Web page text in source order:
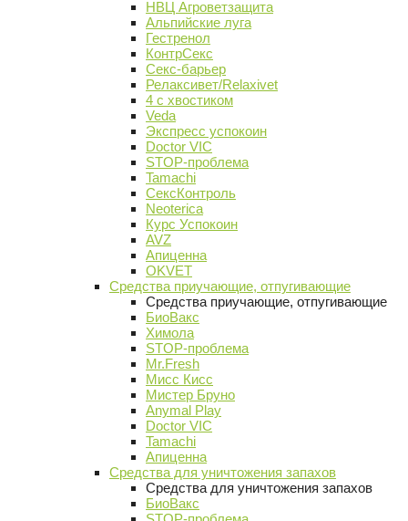
НВЦ Агроветзащита
Альпийские луга
Гестренол
КонтрСекс
Секс-барьер
Релаксивет/Relaxivet
4 с хвостиком
Veda
Экспресс успокоин
Doctor VIC
STOP-проблема
Tamachi
СексКонтроль
Neoterica
Курс Успокоин
AVZ
Апиценна
OKVET
Средства приучающие, отпугивающие
Средства приучающие, отпугивающие
БиоВакс
Химола
STOP-проблема
Mr.Fresh
Мисс Кисс
Мистер Бруно
Anymal Play
Doctor VIC
Tamachi
Апиценна
Средства для уничтожения запахов
Средства для уничтожения запахов
БиоВакс